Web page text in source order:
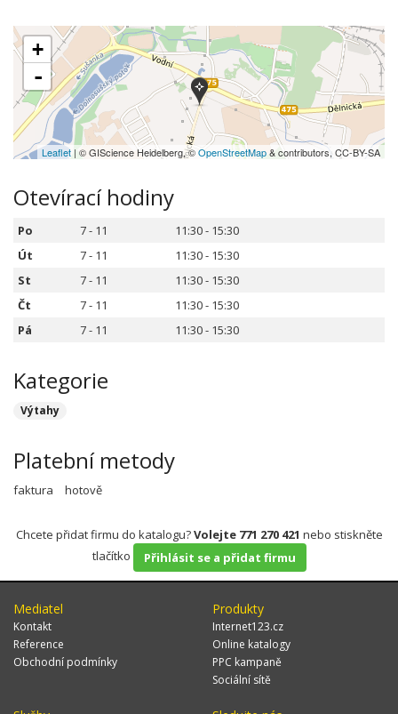
+
-
Leaflet | © GIScience Heidelberg, ©OpenStreetMap& contributors, CC-BY-SA
Otevírací hodiny
Po 7 - 11
11:30 - 15:30
Út
7 - 11
11:30 - 15:30
St
7 - 11
11:30 - 15:30
Čt
7 - 11
11:30 - 15:30
Pá
7 - 11 11:30 - 15:30
Kategorie
Výtahy
Platební metody
faktura hotově
Chcete přidat firmu do katalogu?Volejte 771 270 421 nebo stiskněte
tlačítko
Přihlásit se a přidat firmu
Mediatel
Kontakt
Reference
Obchodní podmínky
Produkty
Internet123.cz
Online katalogy
PPC kampaně
Sociální sítě